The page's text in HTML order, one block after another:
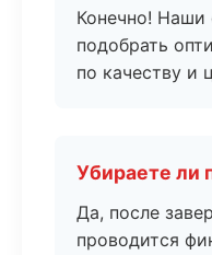
Конечно! Наши
подобрать
по качеству и
Убираете ли
Да, после
проводится